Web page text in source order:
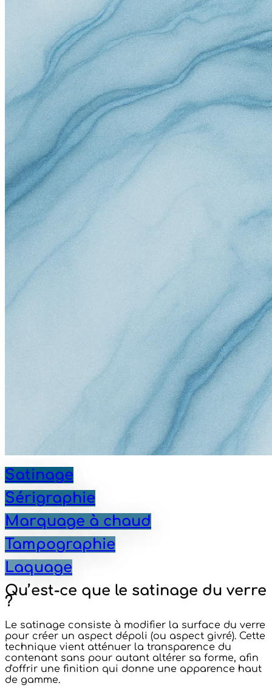
Satinage
Sérigraphie
Marquage à chaud
Tampographie
Laquage
Qu’est-ce que le satinage du verre
?
Le satinage consiste à modifier la surface du verre
pour créer un aspect dépoli (ou aspect givré). Cette
technique vient atténuer la transparence du
contenant sans pour autant altérer sa forme, afin
d'offrir une finition qui donne une apparence haut
de gamme.